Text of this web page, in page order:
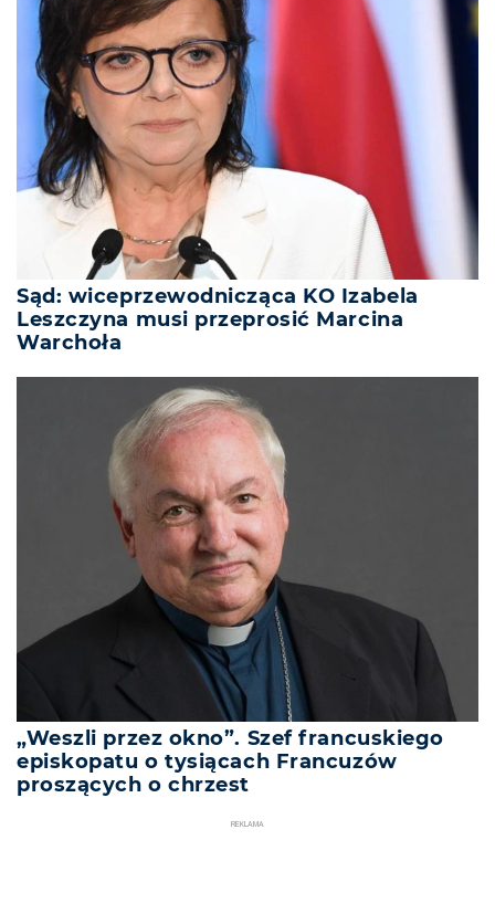
Sąd: wiceprzewodnicząca KO Izabela
Leszczyna musi przeprosić Marcina
Warchoła
„Weszli przez okno”. Szef francuskiego
episkopatu o tysiącach Francuzów
proszących o chrzest
REKLAMA